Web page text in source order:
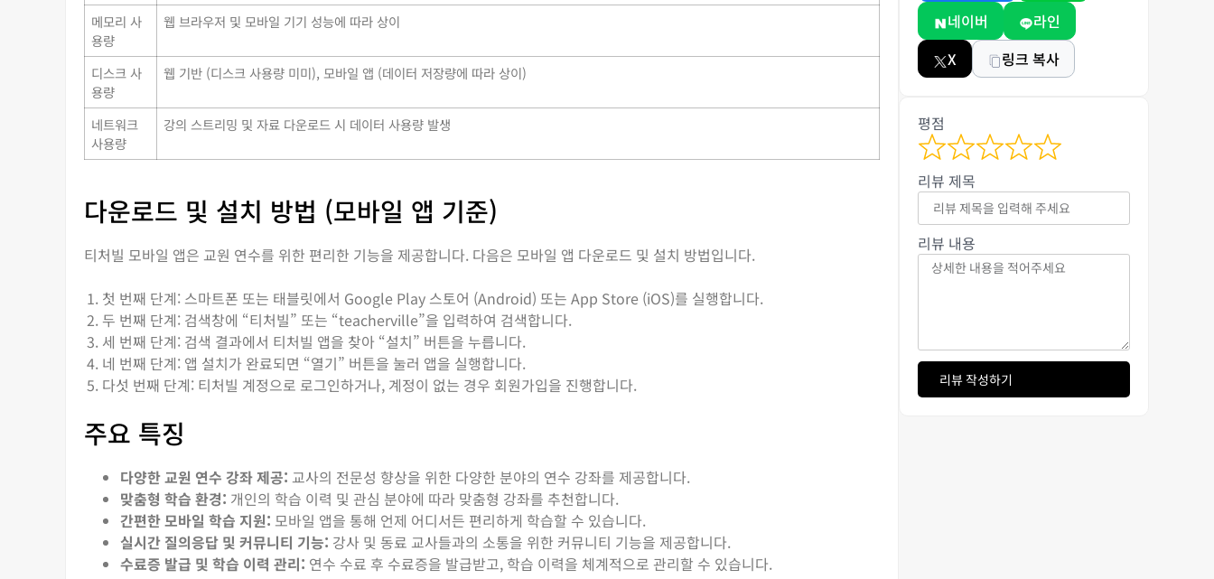
메모리 사
용량
웹 브라우저 및 모바일 기기 성능에 따라 상이
디스크 사
용량
웹 기반 (디스크 사용량 미미), 모바일 앱 (데이터 저장량에 따라 상이)
네트워크
사용량
강의 스트리밍 및 자료 다운로드 시 데이터 사용량 발생
다운로드 및 설치 방법 (모바일 앱 기준)
티처빌 모바일 앱은 교원 연수를 위한 편리한 기능을 제공합니다. 다음은 모바일 앱 다운로드 및 설치 방법입니다.
첫 번째 단계: 스마트폰 또는 태블릿에서 Google Play 스토어 (Android) 또는 App Store (iOS)를 실행합니다.
두 번째 단계: 검색창에 “티처빌” 또는 “teacherville”을 입력하여 검색합니다.
세 번째 단계: 검색 결과에서 티처빌 앱을 찾아 “설치” 버튼을 누릅니다.
네 번째 단계: 앱 설치가 완료되면 “열기” 버튼을 눌러 앱을 실행합니다.
다섯 번째 단계: 티처빌 계정으로 로그인하거나, 계정이 없는 경우 회원가입을 진행합니다.
주요 특징
다양한 교원 연수 강좌 제공: 교사의 전문성 향상을 위한 다양한 분야의 연수 강좌를 제공합니다.
맞춤형 학습 환경: 개인의 학습 이력 및 관심 분야에 따라 맞춤형 강좌를 추천합니다.
간편한 모바일 학습 지원: 모바일 앱을 통해 언제 어디서든 편리하게 학습할 수 있습니다.
실시간 질의응답 및 커뮤니티 기능: 강사 및 동료 교사들과의 소통을 위한 커뮤니티 기능을 제공합니다.
수료증 발급 및 학습 이력 관리: 연수 수료 후 수료증을 발급받고, 학습 이력을 체계적으로 관리할 수 있습니다.
네이버
라인
X
링크 복사
평점
리뷰 제목
리뷰 내용
리뷰 작성하기